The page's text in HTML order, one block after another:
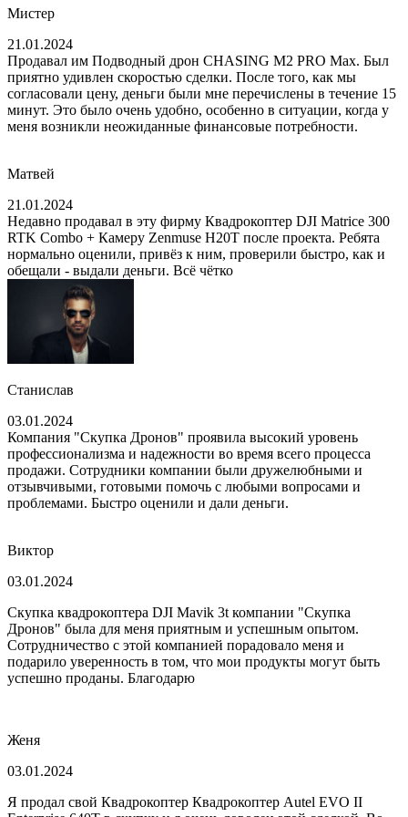
опыт в сфере скупки дронов и мы знаем, как сделать процесс
Мы ценим каждого клиента и готовы предложить вам
высокий уровень сервиса и индивидуальный подход. Наша
команда профессионалов всегда готова ответить на все ваши
вопросы и помочь вам сделать правильное решение.
быструю и надежную сделку, а также положительный опыт
Не теряйте время и деньги на поиск покупателя или
торговлю. Обратитесь к нам и получите максимально
выгодные условия для продажи вашего квадрокоптера в
Майкопе. Мы готовы помочь вам получить деньги быстро и
без лишних хлопот!
Мистер
21.01.2024
Продавал им Подводный дрон CHASING M2 PRO Max. Был
приятно удивлен скоростью сделки. После того, как мы
согласовали цену, деньги были мне перечислены в течение 15
минут. Это было очень удобно, особенно в ситуации, когда у
меня возникли неожиданные финансовые потребности.
Матвей
21.01.2024
Недавно продавал в эту фирму Квадрокоптер DJI Matrice 300
RTK Combo + Камеру Zenmuse H20T после проекта. Ребята
нормально оценили, привёз к ним, проверили быстро, как и
обещали - выдали деньги. Всё чётко
Станислав
03.01.2024
Компания "Скупка Дронов" проявила высокий уровень
профессионализма и надежности во время всего процесса
продажи. Сотрудники компании были дружелюбными и
отзывчивыми, готовыми помочь с любыми вопросами и
проблемами. Быстро оценили и дали деньги.
Виктор
03.01.2024
Скупка квадрокоптера DJI Mavik 3t компании "Скупка
Дронов" была для меня приятным и успешным опытом.
Сотрудничество с этой компанией порадовало меня и
подарило уверенность в том, что мои продукты могут быть
успешно проданы. Благодарю
Женя
03.01.2024
Я продал свой Квадрокоптер Квадрокоптер Autel EVO II